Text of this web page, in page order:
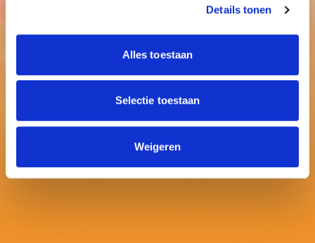
Details tonen
Alles toestaan
Selectie toestaan
Weigeren